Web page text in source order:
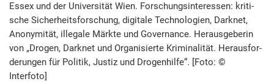
Essex und der Universität Wien. For­schungs­interessen: kri­ti­
sche Sicher­heits­forschung, digitale Tech­nolo­gien, Dark­net,
Ano­nymi­tät, illegale Märkte und Governance. Heraus­ge­berin
von „Drogen, Darknet und Orga­nisierte Kri­mi­nali­tät. Heraus­for­
derungen für Politik, Justiz und Dro­gen­hilfe“. [Foto: ©
Interfoto]